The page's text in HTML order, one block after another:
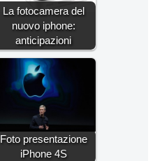
La fotocamera del
nuovo iphone:
anticipazioni
Foto presentazione
iPhone 4S